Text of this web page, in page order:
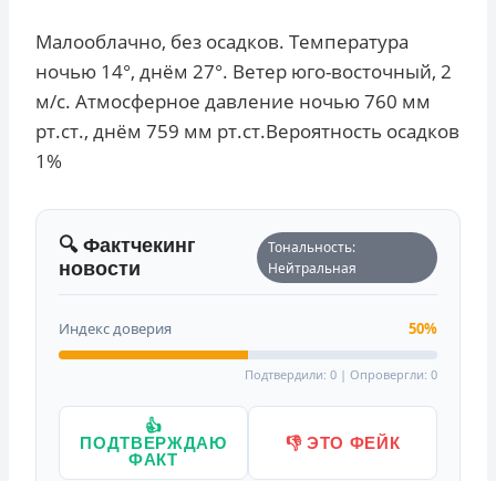
Малооблачно, без осадков. Температура
ночью 14°, днём 27°. Ветер юго-восточный, 2
м/с. Атмосферное давление ночью 760 мм
рт.ст., днём 759 мм рт.ст.Вероятность осадков
1%
🔍 Фактчекинг
новости
Тональность:
Нейтральная
Индекс доверия 50%
Подтвердили: 0 | Опровергли: 0
👍
ПОДТВЕРЖДАЮ
ФАКТ
👎 ЭТО ФЕЙК